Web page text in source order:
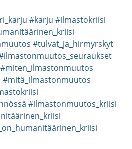
#karju #ilmastokriisi
#tulvat_ja_hirmyrskyt
#miten_ilmastonmuutos
#mitä_ilmastonmuutos
#ilmastonmuutos_kriisi